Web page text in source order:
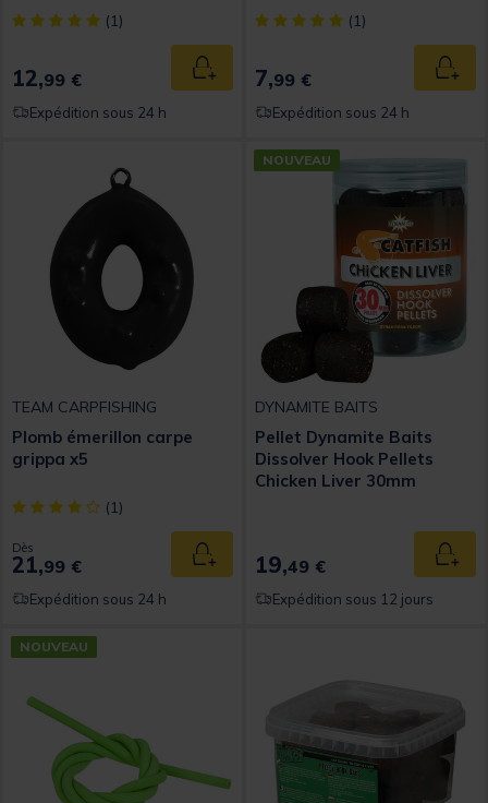
[object Object] out of 5 Customer Rating
(1)
12,99 € Ajouter au panier
Expédition sous 24 h
[object Object] out of 5
(1)
7,99 €
Expédition sous 24 h
TEAM CARPFISHING
Plomb émerillon carpe
grippa x5
[object Object] out of 5 Customer Rating
(1)
Dès
21,99 € Ajouter au panier
Expédition sous 24 h
NOUVEAU
DYNAMITE BAITS
Pellet Dynamite Baits
Dissolver Hook Pellets
Chicken Liver 30mm
19,49 €
Expédition sous 12 jours
NOUVEAU